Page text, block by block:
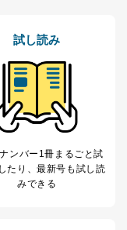
試し読み
ンバー1冊まるごと試
したり、最新号も試し読
みできる